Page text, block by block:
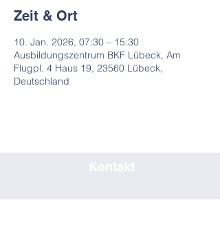
Zeit & Ort
10. Jan. 2026, 07:30 – 15:30
Ausbildungszentrum BKF Lübeck, Am
Flugpl. 4 Haus 19, 23560 Lübeck,
Deutschland